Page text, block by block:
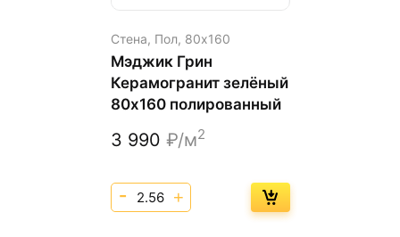
Стена, Пол, 80х160
Мэджик Грин
Керамогранит зелёный
80х160 полированный
3 990 ₽/м2